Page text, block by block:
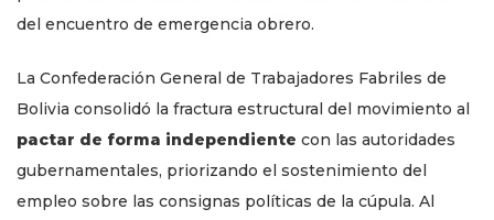
del encuentro de emergencia obrero.
La Confederación General de Trabajadores Fabriles de
Bolivia consolidó la fractura estructural del movimiento al
pactar de forma independiente con las autoridades
gubernamentales, priorizando el sostenimiento del
empleo sobre las consignas políticas de la cúpula. Al